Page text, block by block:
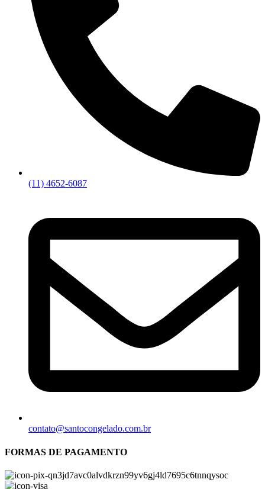
(11) 4652-6087
contato@santocongelado.com.br
FORMAS DE PAGAMENTO